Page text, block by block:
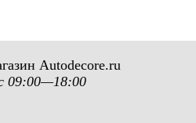
Autodecore.ru
09:00—18:00